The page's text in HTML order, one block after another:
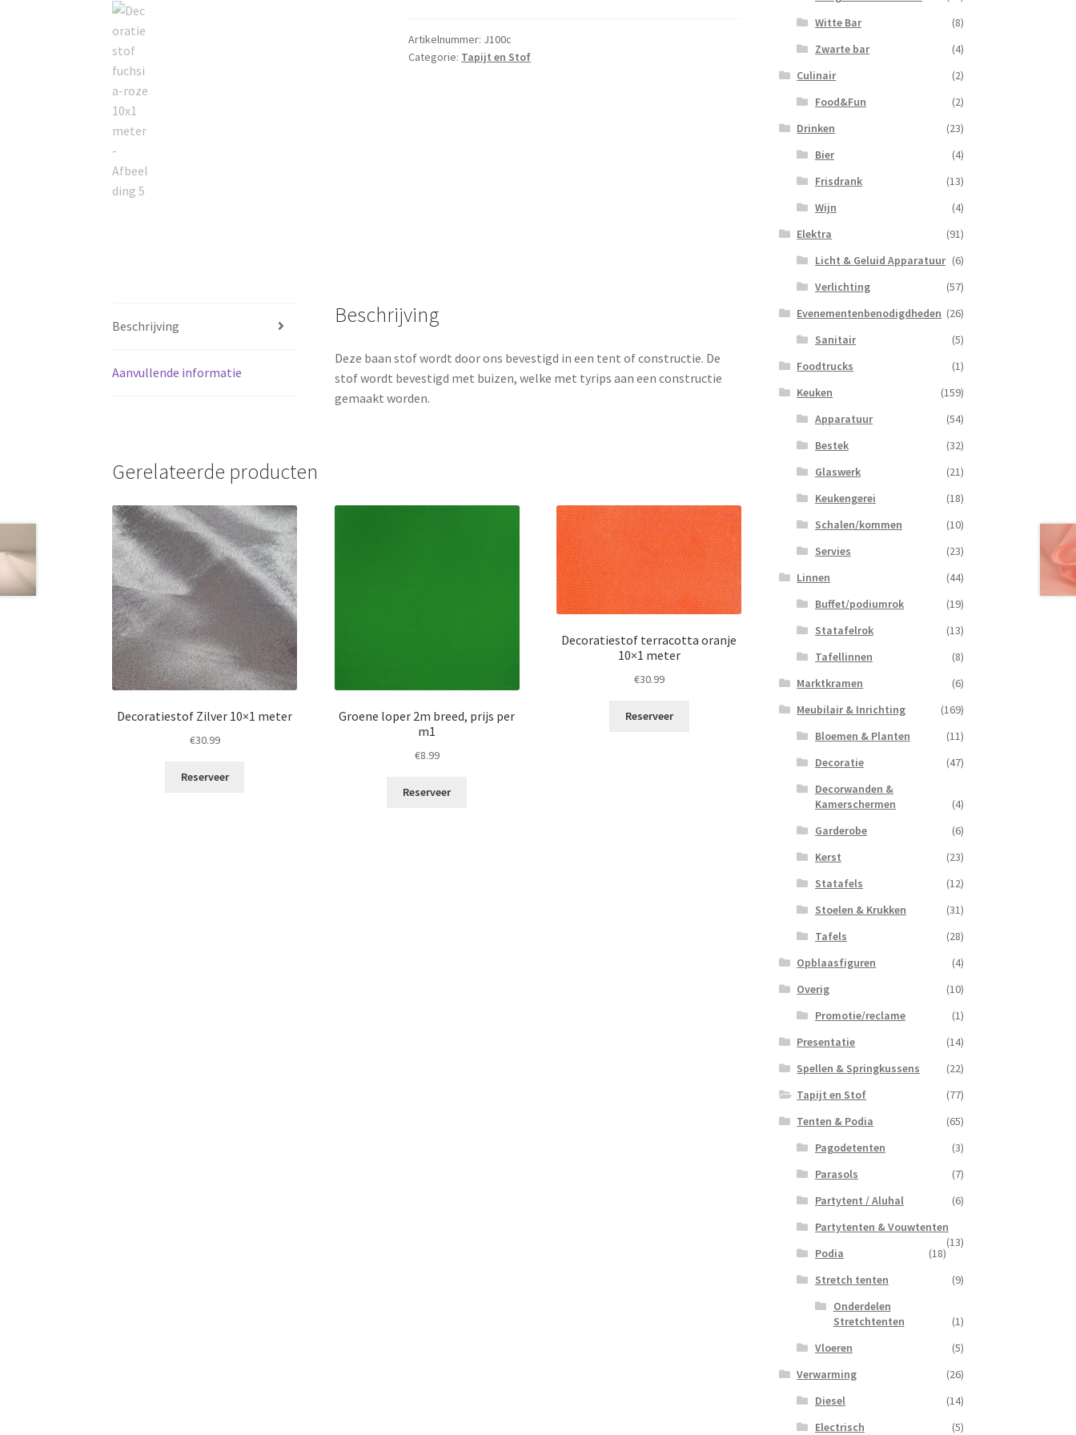
meter
aantal
Artikelnummer: J100c
Categorie: Tapijt en Stof
Beschrijving
Aanvullende informatie
Beschrijving
Deze baan stof wordt door ons bevestigd in een tent of constructie. De
stof wordt bevestigd met buizen, welke met tyrips aan een constructie
gemaakt worden.
Gerelateerde producten
Decoratiestof Zilver 10×1 meter
€30.99
Reserveer
Groene loper 2m breed, prijs per
m1
€8.99
Reserveer
Decoratiestof terracotta oranje
10×1 meter
€30.99
Reserveer
Witte Bar
(8)
Zwarte bar
(4)
Culinair
(2)
Food&Fun
(2)
Drinken
(23)
Bier
(4)
Frisdrank
(13)
Wijn
(4)
Elektra
(91)
Licht & Geluid Apparatuur (6)
Verlichting
(57)
Evenementenbenodigdheden (26)
Sanitair
(5)
Foodtrucks
(1)
Keuken
(159)
Apparatuur
(54)
Bestek
(32)
Glaswerk
(21)
Keukengerei
(18)
Schalen/kommen
(10)
Servies
(23)
Linnen
(44)
Buffet/podiumrok
(19)
Statafelrok
(13)
Tafellinnen
(8)
Marktkramen
(6)
Meubilair & Inrichting
(169)
Bloemen & Planten
(11)
Decoratie
(47)
Decorwanden &
Kamerschermen
(4)
Garderobe
(6)
Kerst
(23)
Statafels
(12)
Stoelen & Krukken
(31)
Tafels
(28)
Opblaasfiguren
(4)
Overig
(10)
Promotie/reclame
(1)
Presentatie
(14)
Spellen & Springkussens
(22)
Tapijt en Stof
(77)
Tenten & Podia
(65)
Pagodetenten
(3)
Parasols
(7)
Partytent / Aluhal
(6)
Partytenten & Vouwtenten
(13)
Podia
(18)
Stretch tenten
(9)
Onderdelen
Stretchtenten
(1)
Vloeren
(5)
Verwarming
(26)
Diesel
(14)
Electrisch
(5)